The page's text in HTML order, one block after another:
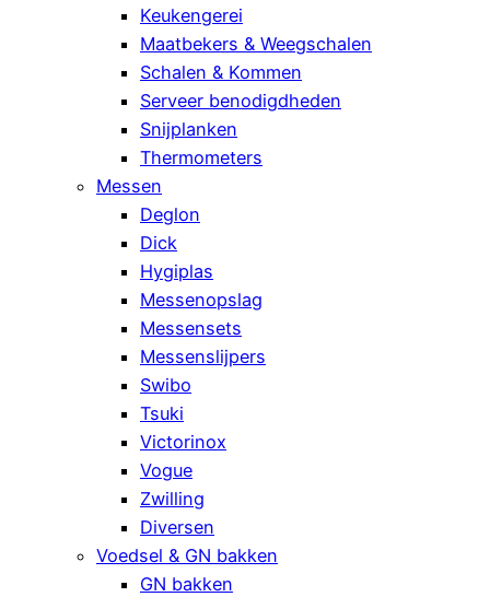
Keukengerei
Maatbekers & Weegschalen
Schalen & Kommen
Serveer benodigdheden
Snijplanken
Thermometers
Messen
Deglon
Dick
Hygiplas
Messenopslag
Messensets
Messenslijpers
Swibo
Tsuki
Victorinox
Vogue
Zwilling
Diversen
Voedsel & GN bakken
GN bakken